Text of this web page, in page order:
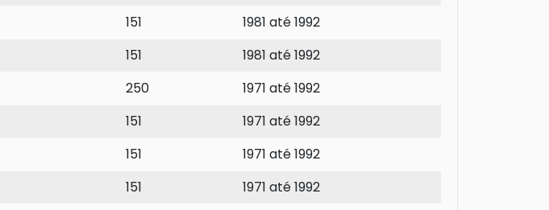
151
1981 até 1992
151
1981 até 1992
250
1971 até 1992
151
1971 até 1992
151
1971 até 1992
151
1971 até 1992